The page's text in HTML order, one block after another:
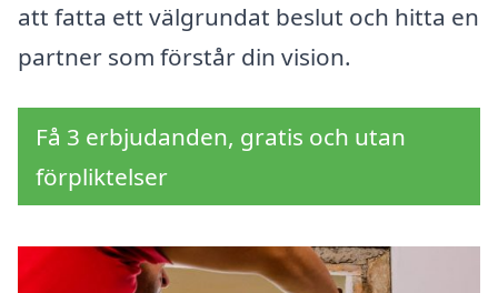
att fatta ett välgrundat beslut och hitta en
partner som förstår din vision.
Få 3 erbjudanden, gratis och utan
förpliktelser